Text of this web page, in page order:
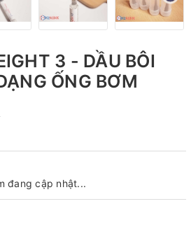
3 - DẦU BÔI
ỐNG BƠM
đang cập nhật...